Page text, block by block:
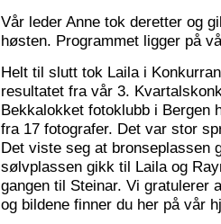
Vår leder Anne tok deretter og
høsten. Programmet ligger på
Helt til slutt tok Laila i
resultatet fra vår 3.
Bekkalokket fotoklubb i
fra 17 fotografer. Det var stor
Det viste seg at bronseplassen
sølvplassen gikk til Laila og
gangen til Steinar. Vi gratulerer
og bildene finner du her på vår